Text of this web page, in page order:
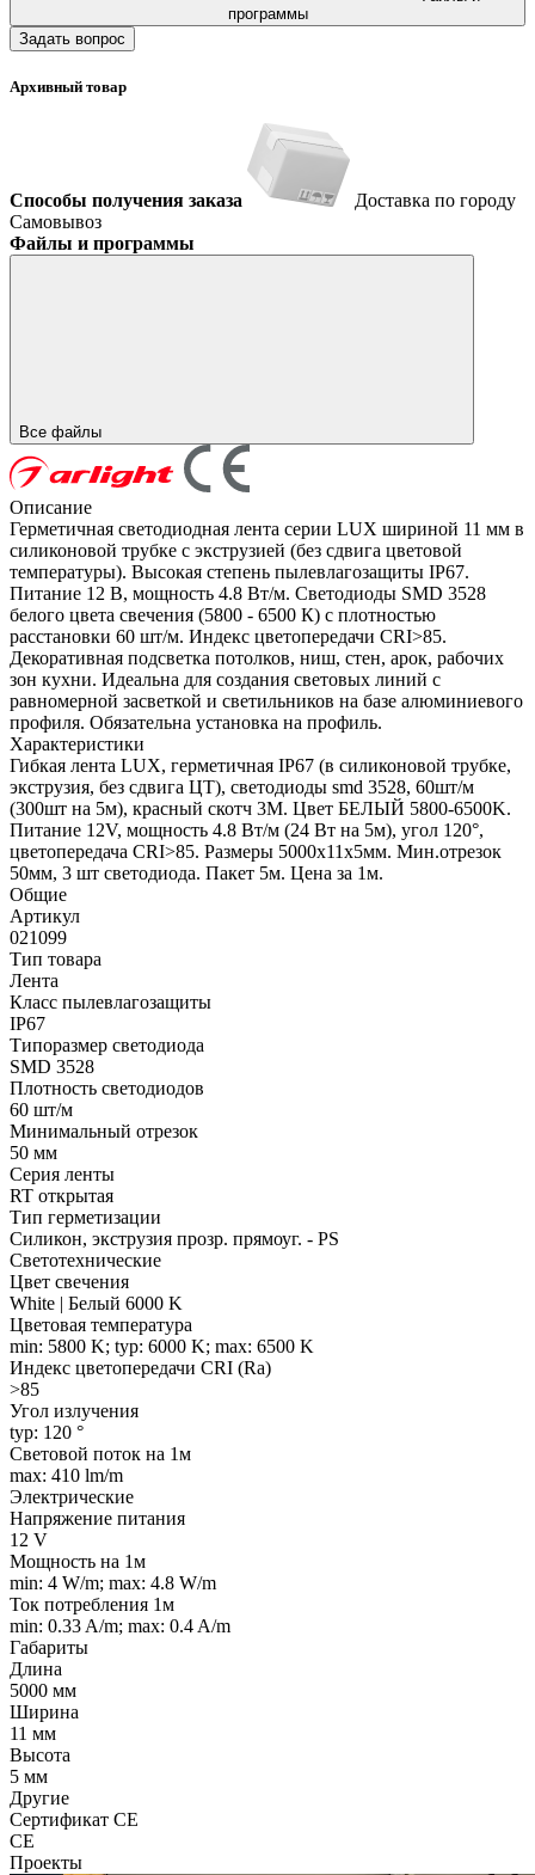
программы
Задать вопрос
Архивный товар
Способы получения заказа
Доставка по городу
Самовывоз
Файлы и программы
Все файлы
Описание
Герметичная светодиодная лента серии LUX шириной 11 мм в
силиконовой трубке с экструзией (без сдвига цветовой
температуры). Высокая степень пылевлагозащиты IP67.
Питание 12 В, мощность 4.8 Вт/м. Светодиоды SMD 3528
белого цвета свечения (5800 - 6500 К) с плотностью
расстановки 60 шт/м. Индекс цветопередачи CRI>85.
Декоративная подсветка потолков, ниш, стен, арок, рабочих
зон кухни. Идеальна для создания световых линий с
равномерной засветкой и светильников на базе алюминиевого
профиля. Обязательна установка на профиль.
Характеристики
Гибкая лента LUX, герметичная IP67 (в силиконовой трубке,
экструзия, без сдвига ЦТ), светодиоды smd 3528, 60шт/м
(300шт на 5м), красный скотч 3М. Цвет БЕЛЫЙ 5800-6500K.
Питание 12V, мощность 4.8 Вт/м (24 Вт на 5м), угол 120°,
цветопередача CRI>85. Размеры 5000х11x5мм. Мин.отрезок
50мм, 3 шт светодиода. Пакет 5м. Цена за 1м.
Общие
Артикул
021099
Тип товара
Лента
Класс пылевлагозащиты
IP67
Типоразмер светодиода
SMD 3528
Плотность светодиодов
60 шт/м
Минимальный отрезок
50 мм
Серия ленты
RT открытая
Тип герметизации
Силикон, экструзия прозр. прямоуг. - PS
Светотехнические
Цвет свечения
White | Белый 6000 K
Цветовая температура
min: 5800 K; typ: 6000 K; max: 6500 K
Индекс цветопередачи CRI (Ra)
>85
Угол излучения
typ: 120 °
Световой поток на 1м
max: 410 lm/m
Электрические
Напряжение питания
12 V
Мощность на 1м
min: 4 W/m; max: 4.8 W/m
Ток потребления 1м
min: 0.33 A/m; max: 0.4 A/m
Габариты
Длина
5000 мм
Ширина
11 мм
Высота
5 мм
Другие
Сертификат CE
CE
Проекты